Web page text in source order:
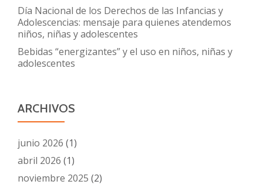
Día Nacional de los Derechos de las Infancias y
Adolescencias: mensaje para quienes atendemos
niños, niñas y adolescentes
Bebidas “energizantes” y el uso en niños, niñas y
adolescentes
ARCHIVOS
junio 2026 (1)
abril 2026 (1)
noviembre 2025 (2)